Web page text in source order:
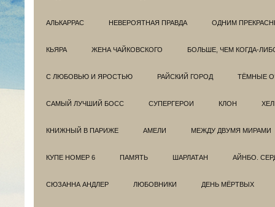
АЛЬКАРРАС НЕВЕРОЯТНАЯ ПРАВДА ОДНИМ
КЬЯРА ЖЕНА ЧАЙКОВСКОГО БОЛЬШЕ, ЧЕМ КОГДА-
С ЛЮБОВЬЮ И ЯРОСТЬЮ РАЙСКИЙ ГОРОД ТЁМНЫЕ
САМЫЙ ЛУЧШИЙ БОСС СУПЕРГЕРОИ КЛОН
КНИЖНЫЙ В ПАРИЖЕ АМЕЛИ МЕЖДУ ДВУМЯ МИРАМИ
КУПЕ НОМЕР 6 ПАМЯТЬ ШАРЛАТАН АЙНБО.
СЮЗАННА АНДЛЕР ЛЮБОВНИКИ ДЕНЬ МЁРТВЫХ